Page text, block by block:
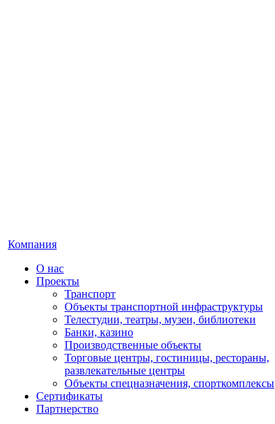
Компания
О нас
Проекты
Транспорт
Объекты транспортной инфраструктуры
Телестудии, театры, музеи, библиотеки
Банки, казино
Производственные объекты
Торговые центры, гостиницы, рестораны,
развлекательные центры
Объекты спецназначения, спорткомплексы
Сертификаты
Партнерство